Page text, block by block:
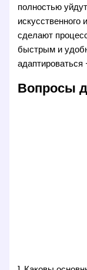
полностью
искусственного
сделают
быстрым и
Вопросы